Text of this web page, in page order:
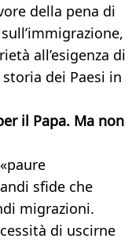
della pena di
all’esigenza di
dei Paesi in
il Papa. Ma non
sfide che
migrazioni.
di uscirne